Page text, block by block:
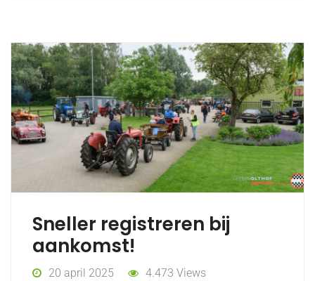
Sneller registreren bij
aankomst!
20 april 2025 4.473 Views